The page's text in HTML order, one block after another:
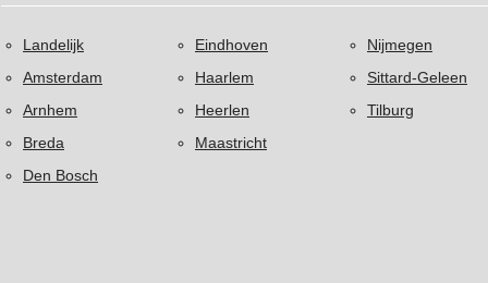
Landelijk
Amsterdam
Arnhem
Breda
Den Bosch
Eindhoven
Haarlem
Heerlen
Maastricht
Nijmegen
Sittard-Geleen
Tilburg